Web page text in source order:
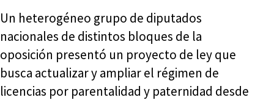
Un heterogéneo grupo de diputados
nacionales de distintos bloques de la
oposición presentó un proyecto de ley que
busca actualizar y ampliar el régimen de
licencias por parentalidad y paternidad desde